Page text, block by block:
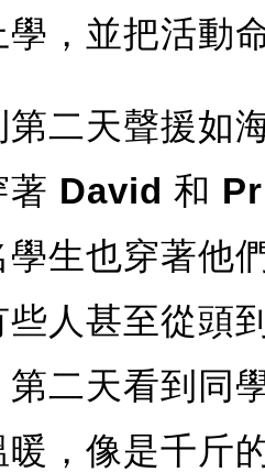
學，並把活動
第二天聲援如
著 David 和
學生也穿著他
些人甚至從頭
第二天看到同
暖，像是千斤